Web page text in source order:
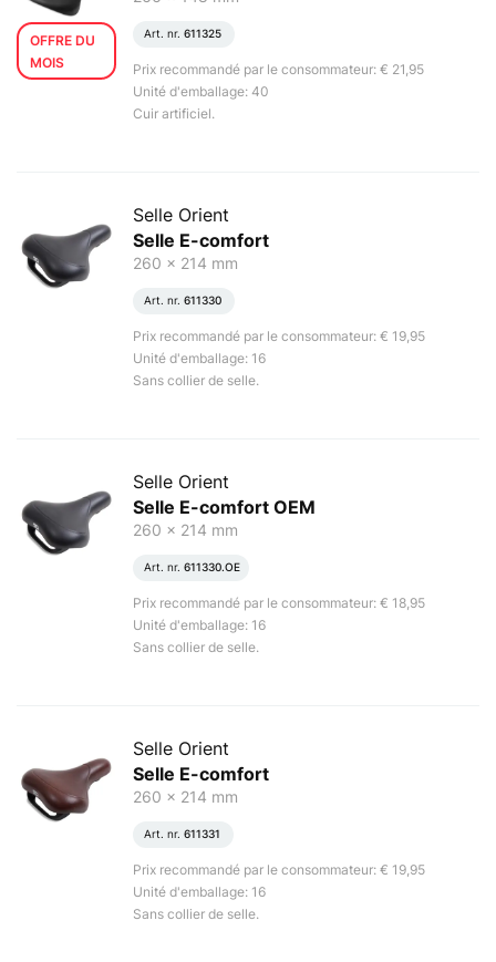
OFFRE DU
MOIS
Art. nr. 611325
Prix recommandé par le consommateur: € 21,95
Unité d'emballage: 40
Cuir artificiel.
Selle Orient
Selle E-comfort
260 x 214 mm
Art. nr. 611330
Prix recommandé par le consommateur: € 19,95
Unité d'emballage: 16
Sans collier de selle.
Selle Orient
Selle E-comfort OEM
260 x 214 mm
Art. nr. 611330.OE
Prix recommandé par le consommateur: € 18,95
Unité d'emballage: 16
Sans collier de selle.
Selle Orient
Selle E-comfort
260 x 214 mm
Art. nr. 611331
Prix recommandé par le consommateur: € 19,95
Unité d'emballage: 16
Sans collier de selle.